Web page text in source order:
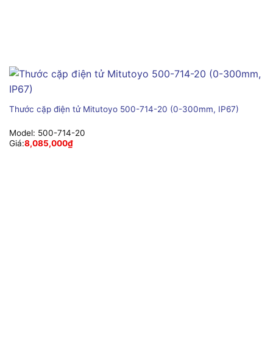
Thước cặp điện tử Mitutoyo 500-714-20 (0-300mm, IP67)
Model: 500-714-20
Giá:8,085,000₫